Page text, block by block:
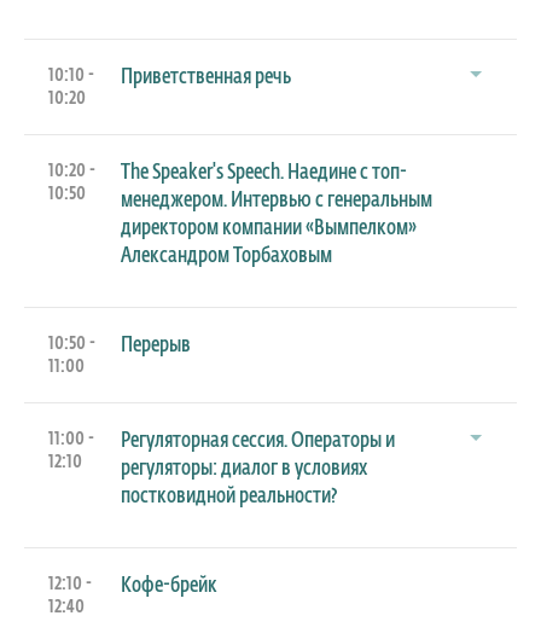
10:10 -
10:20
Приветственная речь
10:20 -
10:50
The Speaker's Speech. Наедине с топ-
менеджером. Интервью с генеральным
директором компании «Вымпелком»
Александром Торбаховым
10:50 -
11:00
Перерыв
11:00 -
12:10
Регуляторная сессия. Операторы и
регуляторы: диалог в условиях
постковидной реальности?
12:10 -
12:40
Кофе-брейк